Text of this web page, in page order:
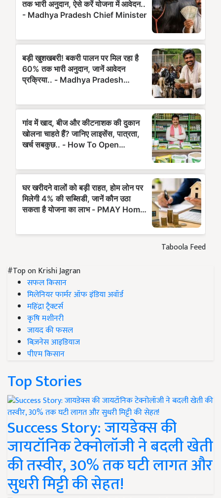
Taboola Feed
#Top on Krishi Jagran
सफल किसान
मिलेनियर फार्मर ऑफ इंडिया अवॉर्ड
महिंद्रा ट्रैक्टर्स
कृषि मशीनरी
जायद की फसल
बिज़नेस आइडियाज
पीएम किसान
Top Stories
Success Story: जायडेक्स की
जायटॉनिक टेक्नोलॉजी ने बदली खेती
की तस्वीर, 30% तक घटी लागत और
सुधरी मिट्टी की सेहत!